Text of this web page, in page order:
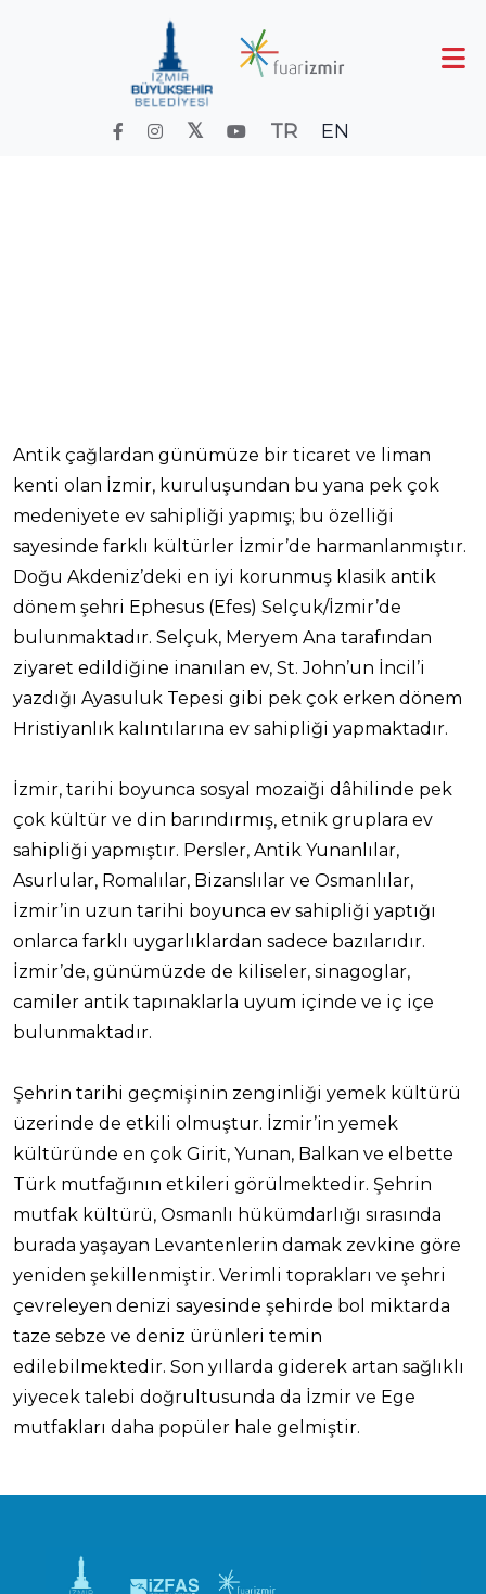
TR EN
Antik çağlardan günümüze bir ticaret ve liman
kenti olan İzmir, kuruluşundan bu yana pek çok
medeniyete ev sahipliği yapmış; bu özelliği
sayesinde farklı kültürler İzmir’de harmanlanmıştır.
Doğu Akdeniz’deki en iyi korunmuş klasik antik
dönem şehri Ephesus (Efes) Selçuk/İzmir’de
bulunmaktadır. Selçuk, Meryem Ana tarafından
ziyaret edildiğine inanılan ev, St. John’un İncil’i
yazdığı Ayasuluk Tepesi gibi pek çok erken dönem
Hristiyanlık kalıntılarına ev sahipliği yapmaktadır.
İzmir, tarihi boyunca sosyal mozaiği dâhilinde pek
çok kültür ve din barındırmış, etnik gruplara ev
sahipliği yapmıştır. Persler, Antik Yunanlılar,
Asurlular, Romalılar, Bizanslılar ve Osmanlılar,
İzmir’in uzun tarihi boyunca ev sahipliği yaptığı
onlarca farklı uygarlıklardan sadece bazılarıdır.
İzmir’de, günümüzde de kiliseler, sinagoglar,
camiler antik tapınaklarla uyum içinde ve iç içe
bulunmaktadır.
Şehrin tarihi geçmişinin zenginliği yemek kültürü
üzerinde de etkili olmuştur. İzmir’in yemek
kültüründe en çok Girit, Yunan, Balkan ve elbette
Türk mutfağının etkileri görülmektedir. Şehrin
mutfak kültürü, Osmanlı hükümdarlığı sırasında
burada yaşayan Levantenlerin damak zevkine göre
yeniden şekillenmiştir. Verimli toprakları ve şehri
çevreleyen denizi sayesinde şehirde bol miktarda
taze sebze ve deniz ürünleri temin
edilebilmektedir. Son yıllarda giderek artan sağlıklı
yiyecek talebi doğrultusunda da İzmir ve Ege
mutfakları daha popüler hale gelmiştir.